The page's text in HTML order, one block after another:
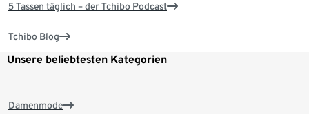
5 Tassen täglich – der Tchibo Podcast
Tchibo Blog
Unsere beliebtesten Kategorien
Damenmode